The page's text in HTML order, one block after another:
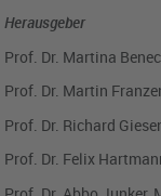
Herausgeber
Prof. Dr. Martina
Prof. Dr. Martin
Prof. Dr. Richard
Prof. Dr. Felix